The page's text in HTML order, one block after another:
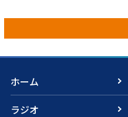
ホーム
ラジオ